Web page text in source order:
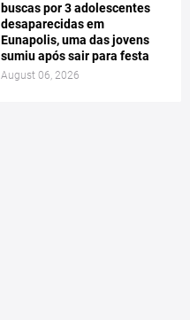
buscas por 3 adolescentes
desaparecidas em
Eunapolis, uma das jovens
sumiu após sair para festa
August 06, 2026